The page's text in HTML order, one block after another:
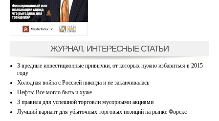
ЖУРНАЛ, ИНТЕРЕСНЫЕ СТАТЬИ
3 вредные инвестиционные привычки, от которых нужно избавиться в 2015
году
Холодная война с Россией никогда и не заканчивалась
Нефть: Все могло быть и хуже…
3 правила для успешной торговли мусорными акциями
Лучший вариант для убыточных торговых позиций на рынке Форекс